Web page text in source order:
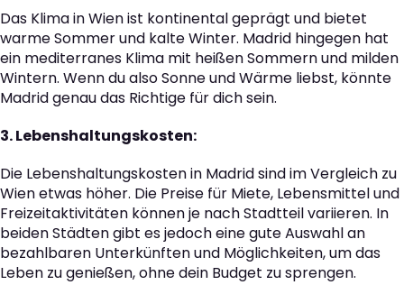
Das Klima in Wien ist kontinental geprägt und bietet
warme Sommer und kalte Winter. Madrid hingegen hat
ein mediterranes Klima mit heißen Sommern und milden
Wintern. Wenn du also Sonne und Wärme liebst, könnte
Madrid genau das Richtige für dich sein.
3. Lebenshaltungskosten:
Die Lebenshaltungskosten in Madrid sind im Vergleich zu
Wien etwas höher. Die Preise für Miete, Lebensmittel und
Freizeitaktivitäten können je nach Stadtteil variieren. In
beiden Städten gibt es jedoch eine gute Auswahl an
bezahlbaren Unterkünften und Möglichkeiten, um das
Leben zu genießen, ohne dein Budget zu sprengen.